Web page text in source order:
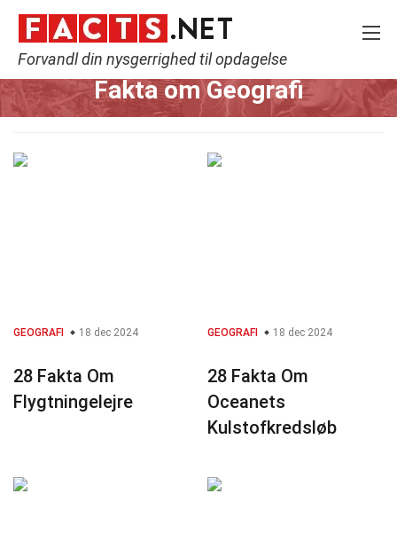
Forvandl din nysgerrighed til opdagelse
Home Videnskab Geografi
Fakta om Geografi
GEOGRAFI 18 dec 2024
28 Fakta Om
Flygtningelejre
GEOGRAFI 18 dec 2024
28 Fakta Om
Oceanets
Kulstofkredsløb